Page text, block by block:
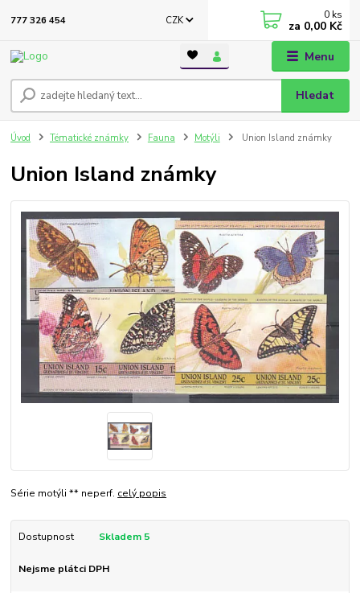
Menu
CZK
Hledat
777 326 454 0 ks
za 0,00 Kč
Úvod Tématické známky Fauna Motýli Union Island známky
Union Island známky
Série motýli ** neperf. celý popis
Dostupnost Skladem 5
Nejsme plátci DPH